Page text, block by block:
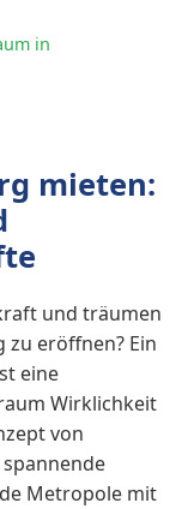
in
mieten:
und träumen
zu eröffnen? Ein
eine
Wirklichkeit
von
Metropole mit